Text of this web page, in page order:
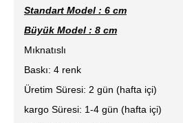
Standart Model : 6 cm
Büyük Model : 8 cm
Mıknatıslı
Baskı: 4 renk
Üretim Süresi: 2 gün (hafta içi)
kargo Süresi: 1-4 gün (hafta içi)